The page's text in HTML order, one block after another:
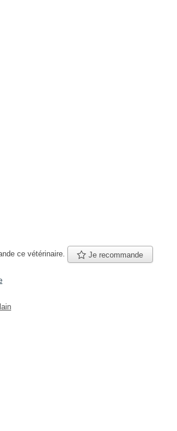
ce vétérinaire. Je recommande